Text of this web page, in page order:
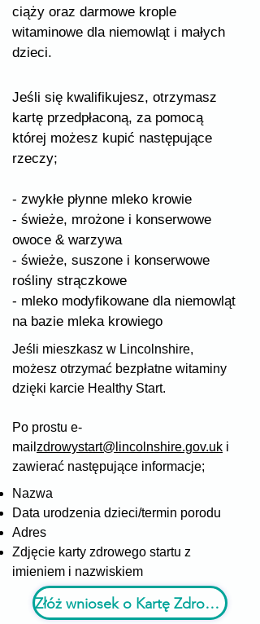
ciąży oraz darmowe krople
witaminowe dla niemowląt i małych
dzieci.
Jeśli się kwalifikujesz, otrzymasz
kartę przedpłaconą, za pomocą
której możesz kupić następujące
rzeczy;
- zwykłe płynne mleko krowie
- świeże, mrożone i konserwowe
owoce & warzywa
- świeże, suszone i konserwowe
rośliny strączkowe
- mleko modyfikowane dla niemowląt
na bazie mleka krowiego
Jeśli mieszkasz w Lincolnshire,
możesz otrzymać bezpłatne witaminy
dzięki karcie Healthy Start.
Po prostu e-
mail zdrowystart@lincolnshire.gov.uk i
zawierać następujące informacje;
Nazwa
Data urodzenia dzieci/termin porodu
Adres
Zdjęcie karty zdrowego startu z
imieniem i nazwiskiem
Złóż wniosek o Kartę Zdrowego Startu